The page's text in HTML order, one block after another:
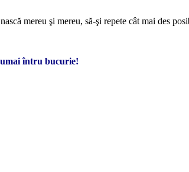
mereu şi mereu, să-şi repete cât mai des
întru bucurie!